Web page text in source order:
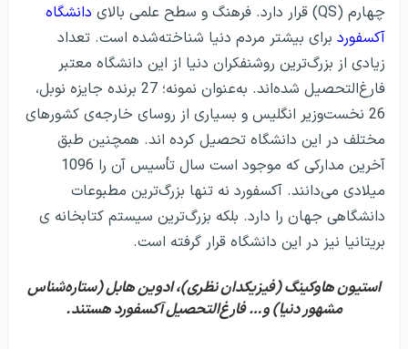
چهارم (QS) قرار دارد. فرهنگ و سطح علمی بالای
دانشگاه
آکسفورد برای بیشتر مردم دنیا شناخته‌شده است. تعداد
زیادی از بزرگ‌ترین روشنفکران دنیا از این دانشگاه معتبر
فارغ‌التحصیل شده‌اند. به‌عنوان نمونه؛ 27 برنده جایزه نوبل،
26 نخست‌وزیر انگلیس و بسیاری از روسای خارجه‌ی کشورهای
مختلف در این دانشگاه تحصیل کرده اند. همچنین طبق
آخرین مدارکی که موجود است سال تأسیس آن را 1096
میلادی می‌دانند. آکسفورد نه تنها بزرگ‌ترین مطبوعات
دانشگاهی جهان را دارد. بلکه بزرگ‌ترین سیستم کتابخانه ی
بریتانیا نیز در این دانشگاه قرار گرفته است.
استیون هاوکینگ (فیزیکدان نظری)، ادوین هابل (ستاره‌شناس
مشهور دنیا) و… فارغ‌التحصیل آکسفورد هستند.